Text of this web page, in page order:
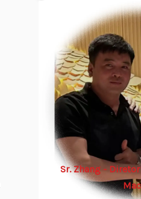
Sr. Zhang -